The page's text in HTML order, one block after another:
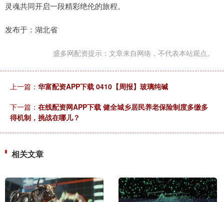
灵魂共同开启一段精彩绝伦的旅程。
发布于：湖北省
盛多网配资提示：文章来自网络，不代表本站观点。
上一篇： 华富配资APP下载 0410【周报】玻璃纯碱
下一篇： 在线配资网APP下载 健全城乡居民养老保险制度多缴多
得机制，挑战在哪儿？
相关文章